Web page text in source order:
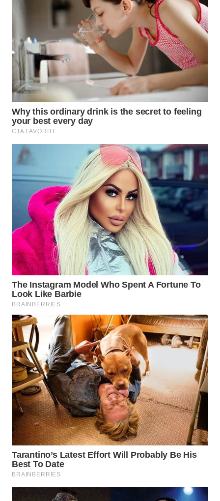
MANDALIKA
WN
LIKUPANG
WN
LABUANBAJO
BORNEO
Wahana
Media
WAHANA
NEWS
WAHANA
TANI
WAHANA
ADVOKAT
WAHANA
INFRASTRUKTUR
WAHANA
KONSUMEN
WAHANA
LISTRIK
WAHANA
TRAVEL
WAHANA